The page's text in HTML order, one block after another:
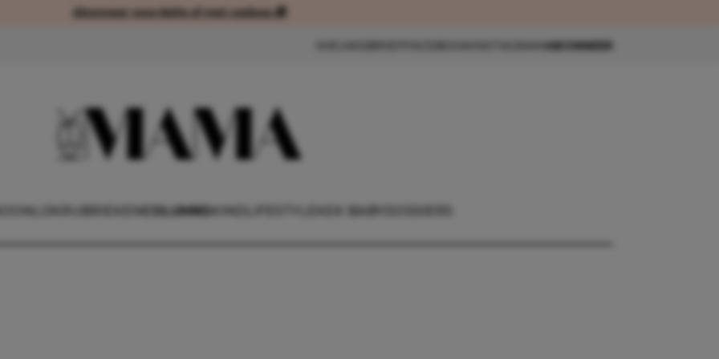
Abonneer voordelig of met cadeau 🎁Abonneer voordelig of met cadeau 🎁
ABONNEER
COLUMNS